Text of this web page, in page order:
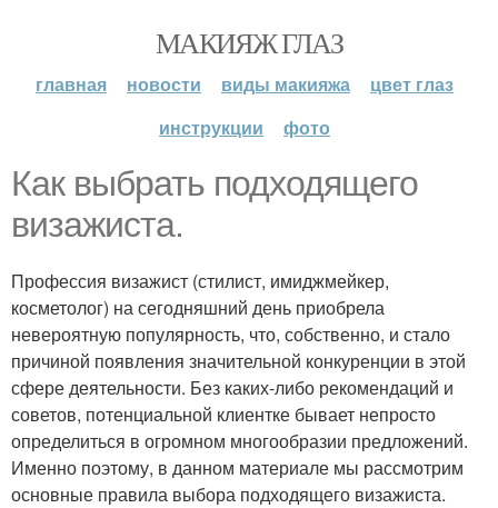
МАКИЯЖ ГЛАЗ
главная новости виды макияжа
цвет глаз
инструкции
фото
Как выбрать подходящего
визажиста.
Профессия визажист (стилист, имиджмейкер,
косметолог) на сегодняшний день приобрела
невероятную популярность, что, собственно, и стало
причиной появления значительной конкуренции в этой
сфере деятельности. Без каких-либо рекомендаций и
советов, потенциальной клиентке бывает непросто
определиться в огромном многообразии предложений.
Именно поэтому, в данном материале мы рассмотрим
основные правила выбора подходящего визажиста.